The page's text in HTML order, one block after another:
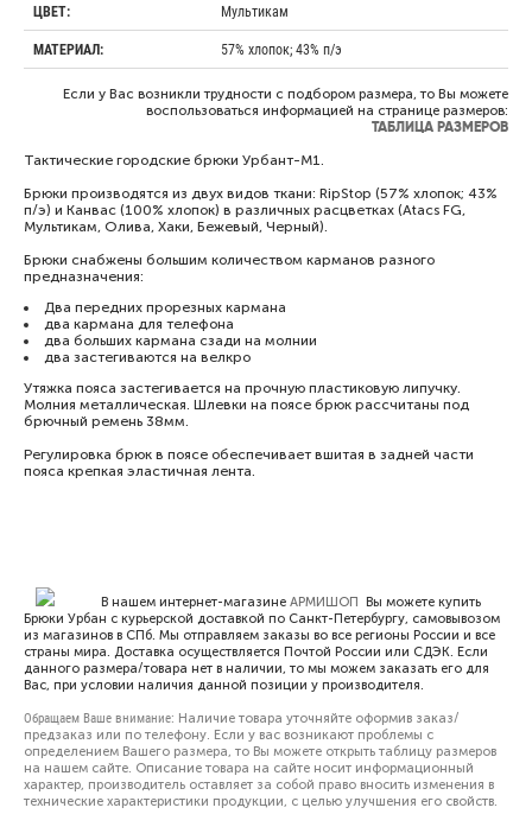
ЦВЕТ: Мультикам
МАТЕРИАЛ: 57% хлопок; 43% п/э
Если у Вас возникли трудности с подбором размера, то Вы можете
воспользоваться информацией на странице размеров:
ТАБЛИЦА РАЗМЕРОВ
Тактические городские брюки Урбант-М1.
Брюки производятся из двух видов ткани: RipStop (57% хлопок; 43%
п/э) и Канвас (100% хлопок) в различных расцветках (Atacs FG,
Мультикам, Олива, Хаки, Бежевый, Черный).
Брюки снабжены большим количеством карманов разного
предназначения:
Два передних прорезных кармана
два кармана для телефона
два больших кармана сзади на молнии
два застегиваются на велкро
Утяжка пояса застегивается на прочную пластиковую липучку.
Молния металлическая. Шлевки на поясе брюк рассчитаны под
брючный ремень 38мм.
Регулировка брюк в поясе обеспечивает вшитая в задней части
пояса крепкая эластичная лента.
В нашем интернет-магазине АРМИШОП Вы можете купить
Брюки Урбан с курьерской доставкой по Санкт-Петербургу, самовывозом
из магазинов в СПб. Мы отправляем заказы во все регионы России и все
страны мира. Доставка осуществляется Почтой России или СДЭК. Если
данного размера/товара нет в наличии, то мы можем заказать его для
Вас, при условии наличия данной позиции у производителя.
Обращаем Ваше внимание: Наличие товара уточняйте оформив заказ/
предзаказ или по телефону. Если у вас возникают проблемы с
определением Вашего размера, то Вы можете открыть таблицу размеров
на нашем сайте. Описание товара на сайте носит информационный
характер, производитель оставляет за собой право вносить изменения в
технические характеристики продукции, с целью улучшения его свойств.